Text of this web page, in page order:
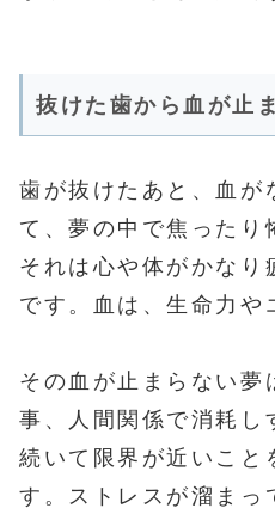
抜けた歯から血が止
歯が抜けたあと、血が
て、夢の中で焦ったり
それは心や体がかなり
です。血は、生命力や
その血が止まらない夢
事、人間関係で消耗し
続いて限界が近いこと
す。ストレスが溜まっ